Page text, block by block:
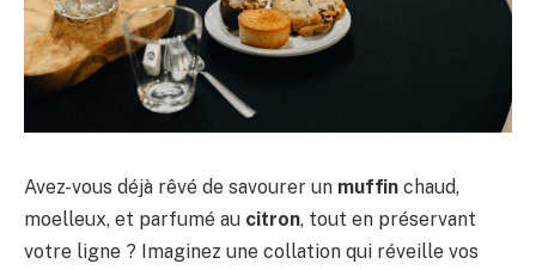
Avez-vous déjà rêvé de savourer un muffin chaud,
moelleux, et parfumé au citron, tout en préservant
votre ligne ? Imaginez une collation qui réveille vos